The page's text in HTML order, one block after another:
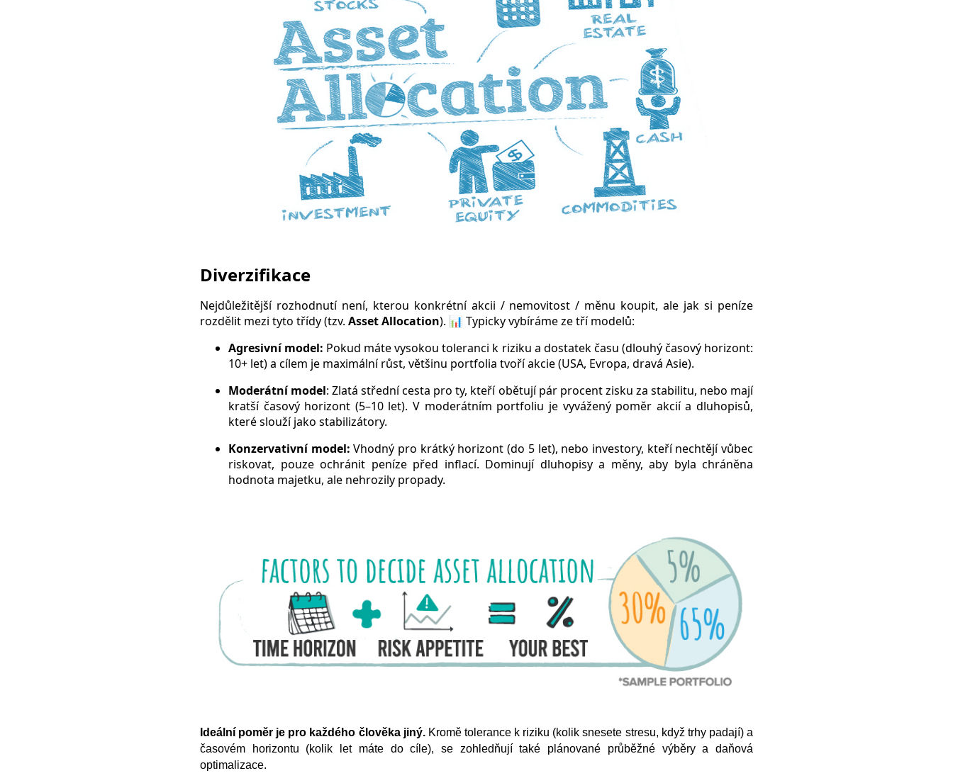
Diverzifikace
Nejdůležitější rozhodnutí není, kterou konkrétní akcii / nemovitost / měnu koupit, ale jak si peníze
rozdělit mezi tyto třídy (tzv. Asset Allocation). 📊 Typicky vybíráme ze tří modelů:
Agresivní model: Pokud máte vysokou toleranci k riziku a dostatek času (dlouhý časový horizont:
10+ let) a cílem je maximální růst, většinu portfolia tvoří akcie (USA, Evropa, dravá Asie).
Moderátní model: Zlatá střední cesta pro ty, kteří obětují pár procent zisku za stabilitu, nebo mají
kratší časový horizont (5–10 let). V moderátním portfoliu je vyvážený poměr akcií a dluhopisů,
které slouží jako stabilizátory.
Konzervativní model:Vhodný pro krátký horizont (do 5 let), nebo investory, kteří nechtějí vůbec
riskovat, pouze ochránit peníze před inflací. Dominují dluhopisy a měny, aby byla chráněna
hodnota majetku, ale nehrozily propady.
Ideální poměr je pro každého člověka jiný. Kromě tolerance k riziku (kolik snesete stresu, když trhy padají) a
časovém horizontu (kolik let máte do cíle), se zohledňují také plánované průběžné výběry a daňová
optimalizace.